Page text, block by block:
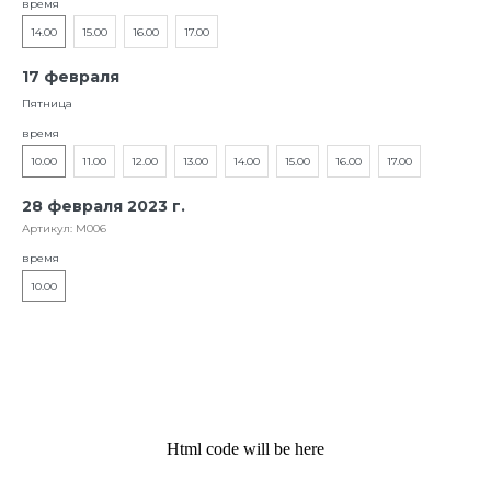
время
14.00
15.00 16.00 17.00
17 февраля
Пятница
время
10.00
11.00 12.00 13.00 14.00 15.00 16.00 17.00
28 февраля 2023 г.
Артикул: М006
время
10.00
Html code will be here